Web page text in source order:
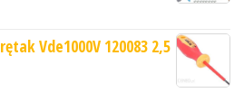
Vde1000V 120083 2,5